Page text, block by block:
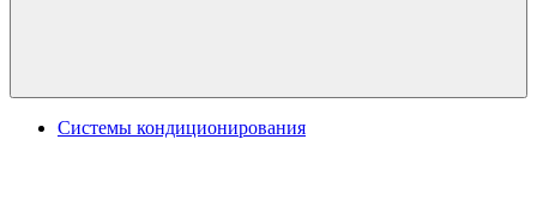
Системы кондиционирования